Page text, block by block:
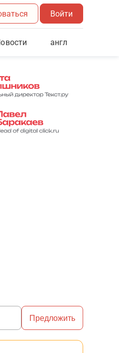
Войти
англ
Предложить